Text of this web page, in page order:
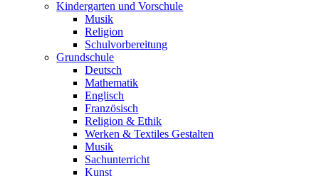
Kindergarten und Vorschule
Musik
Religion
Schulvorbereitung
Grundschule
Deutsch
Mathematik
Englisch
Französisch
Religion & Ethik
Werken & Textiles Gestalten
Musik
Sachunterricht
Kunst